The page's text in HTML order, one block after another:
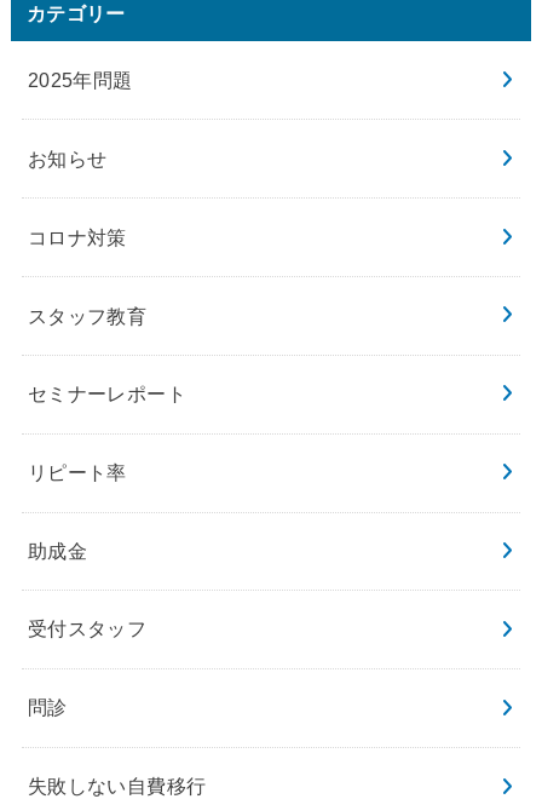
カテゴリー
2025年問題
お知らせ
コロナ対策
スタッフ教育
セミナーレポート
リピート率
助成金
受付スタッフ
問診
失敗しない自費移行